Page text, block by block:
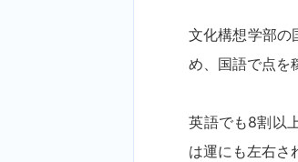
文化構想学部の
め、国語で点を
英語でも8割以
は運にも左右さ